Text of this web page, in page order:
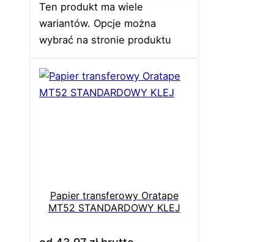
Ten produkt ma wiele
wariantów. Opcje można
wybrać na stronie produktu
Papier transferowy Oratape
MT52 STANDARDOWY KLEJ